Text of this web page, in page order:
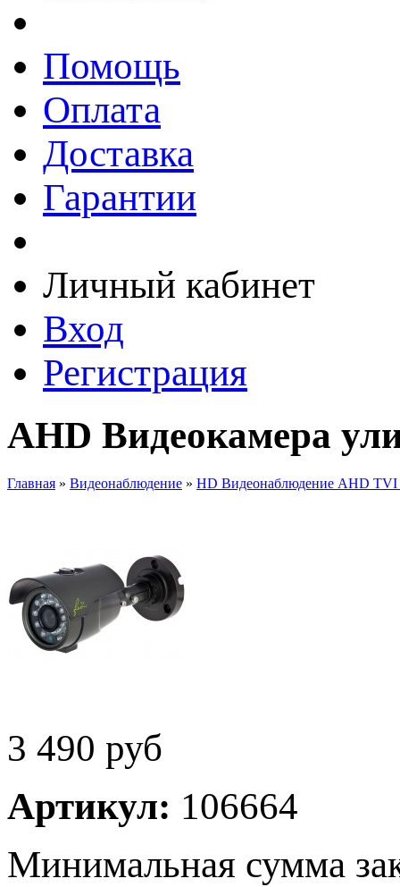
Помощь
Оплата
Доставка
Гарантии
Личный кабинет
Вход
Регистрация
AHD Видеокамера
Главная » Видеонаблюдение » HD Видеонаблюдение AHD
3 490 руб
Артикул: 106664
Минимальная сумма